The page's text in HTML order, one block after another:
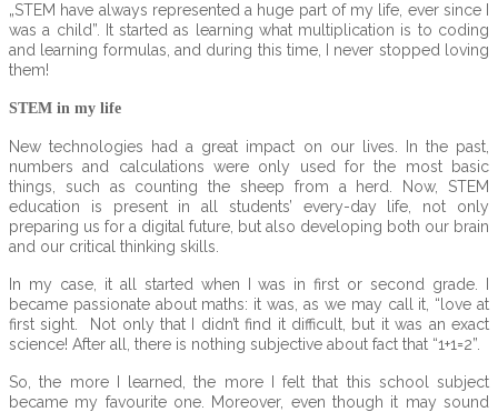
„STEM have always represented a huge part of my life, ever since I
was a child”. It started as learning what multiplication is to coding
and learning formulas, and during this time, I never stopped loving
them!
STEM in my life
New technologies had a great impact on our lives. In the past,
numbers and calculations were only used for the most basic
things, such as counting the sheep from a herd. Now, STEM
education is present in all students’ every-day life, not only
preparing us for a digital future, but also developing both our brain
and our critical thinking skills.
In my case, it all started when I was in first or second grade. I
became passionate about maths: it was, as we may call it, “love at
first sight. Not only that I didn’t find it difficult, but it was an exact
science! After all, there is nothing subjective about fact that “1+1=2”.
So, the more I learned, the more I felt that this school subject
became my favourite one. Moreover, even though it may sound